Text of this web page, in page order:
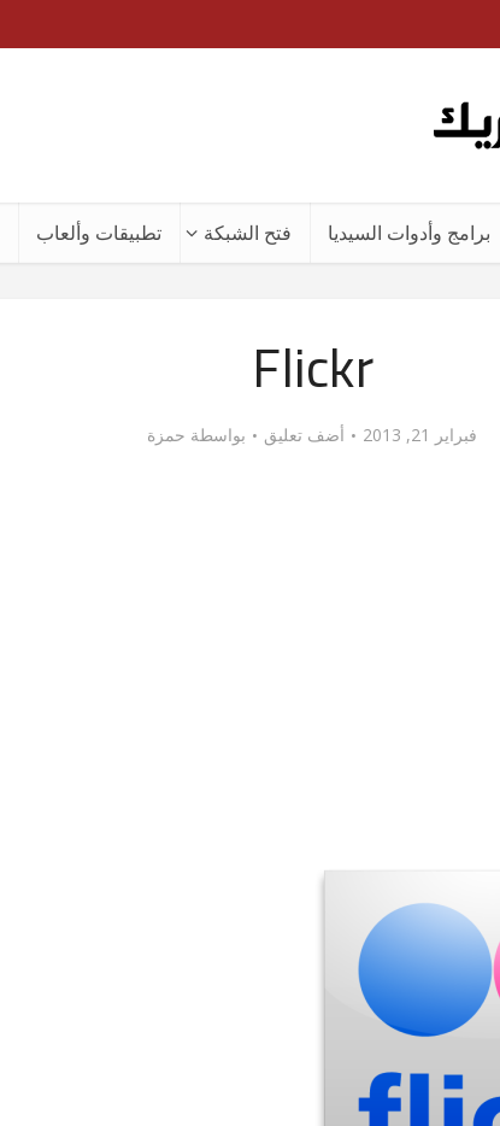
برامج وأدوات السيديا فتح الشبكة تطبيقات وألعاب
Flickr
فبراير 21, 2013 أضف تعليق بواسطة حمزة